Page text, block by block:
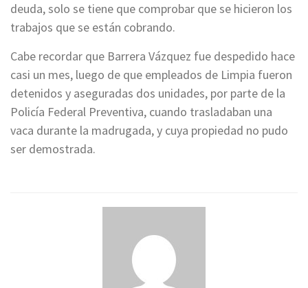
deuda, solo se tiene que comprobar que se hicieron los
trabajos que se están cobrando.
Cabe recordar que Barrera Vázquez fue despedido hace
casi un mes, luego de que empleados de Limpia fueron
detenidos y aseguradas dos unidades, por parte de la
Policía Federal Preventiva, cuando trasladaban una
vaca durante la madrugada, y cuya propiedad no pudo
ser demostrada.